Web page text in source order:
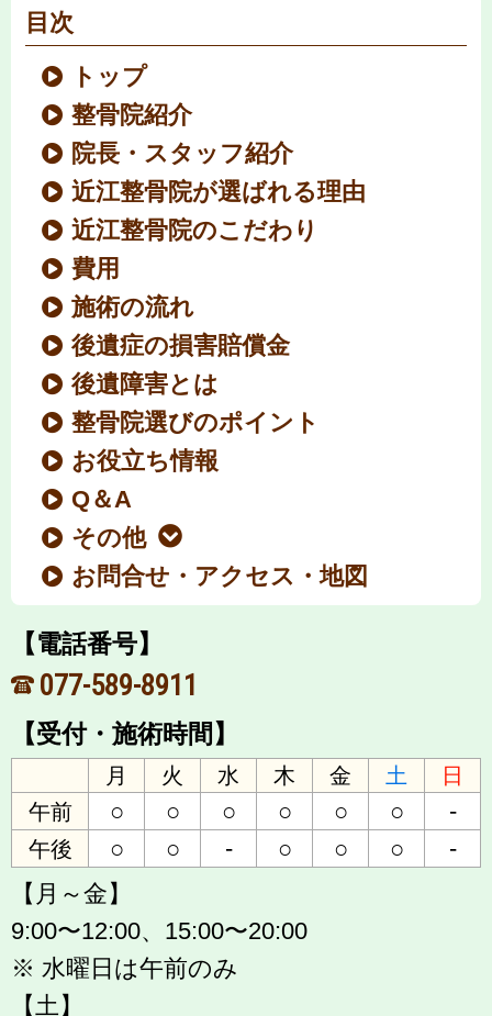
目次
トップ
整骨院紹介
院長・スタッフ紹介
近江整骨院が選ばれる理由
近江整骨院のこだわり
費用
施術の流れ
後遺症の損害賠償金
後遺障害とは
整骨院選びのポイント
お役立ち情報
Q＆A
その他
お問合せ・アクセス・地図
【電話番号】
077-589-8911
【受付・施術時間】
月 火 水 木 金 土
日
午前
○ ○ ○ ○ ○ ○ -
午後 ○ ○ - ○ ○ ○
-
【月～金】
9:00〜12:00、15:00〜20:00
※ 水曜日は午前のみ
【土】